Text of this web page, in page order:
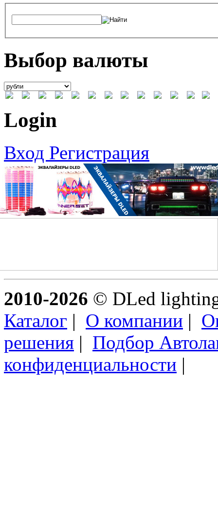
Выбор валюты
Login
Вход Регистрация
2010-2026 © DLed
Каталог | О компании |
решения | Подбор
конфиденциальности |